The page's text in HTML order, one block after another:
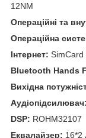
12NM
Операційні та
Операційна
Інтернет: SimCard
Bluetooth Hands
Вихідна
Аудіопідсилювач:
DSP: ROHM32107
Еквалайзер: 16*2